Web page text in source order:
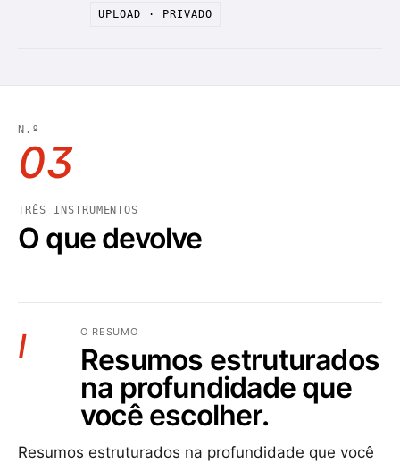
UPLOAD · PRIVADO
N.º
03
TRÊS INSTRUMENTOS
O que devolve
I O RESUMO
Resumos estruturados
na profundidade que
você escolher.
Resumos estruturados na profundidade que você